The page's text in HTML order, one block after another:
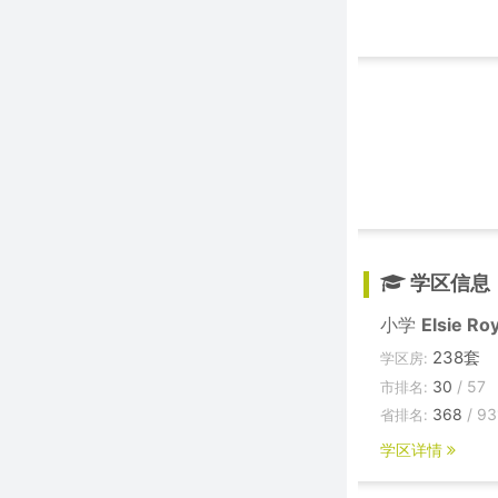
学区信息
小学 Elsie
学区房: 238套
市排名: 30 / 57
省排名: 368 /
学区详情